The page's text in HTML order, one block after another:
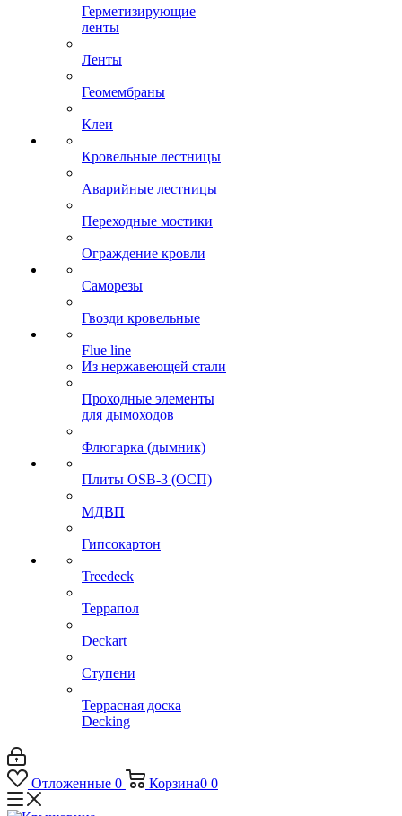
Герметизирующие
ленты
Ленты
Геомембраны
Клеи
Кровельные лестницы
Аварийные лестницы
Переходные мостики
Ограждение кровли
Саморезы
Гвозди кровельные
Flue line
Из нержавеющей стали
Проходные элементы
для дымоходов
Флюгарка (дымник)
Плиты OSB-3 (ОСП)
МДВП
Гипсокартон
Treedeck
Террапол
Deckart
Ступени
Террасная доска
Decking
Отложенные 0 Корзина0 0